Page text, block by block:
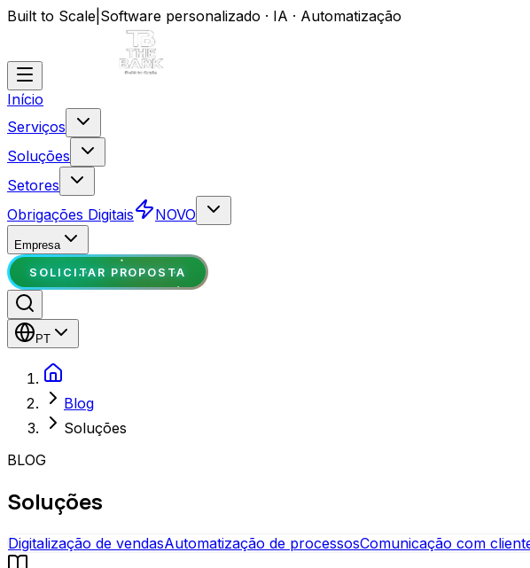
Built to Scale Software personalizado · IA · Automatização
Início
Serviços
Soluções
Setores
Obrigações Digitais
NOVO
Empresa
SOLICITAR PROPOSTA
PT
Blog
Soluções
BLOG
Soluções
Digitalização de vendasAutomatização de processosComunicação com